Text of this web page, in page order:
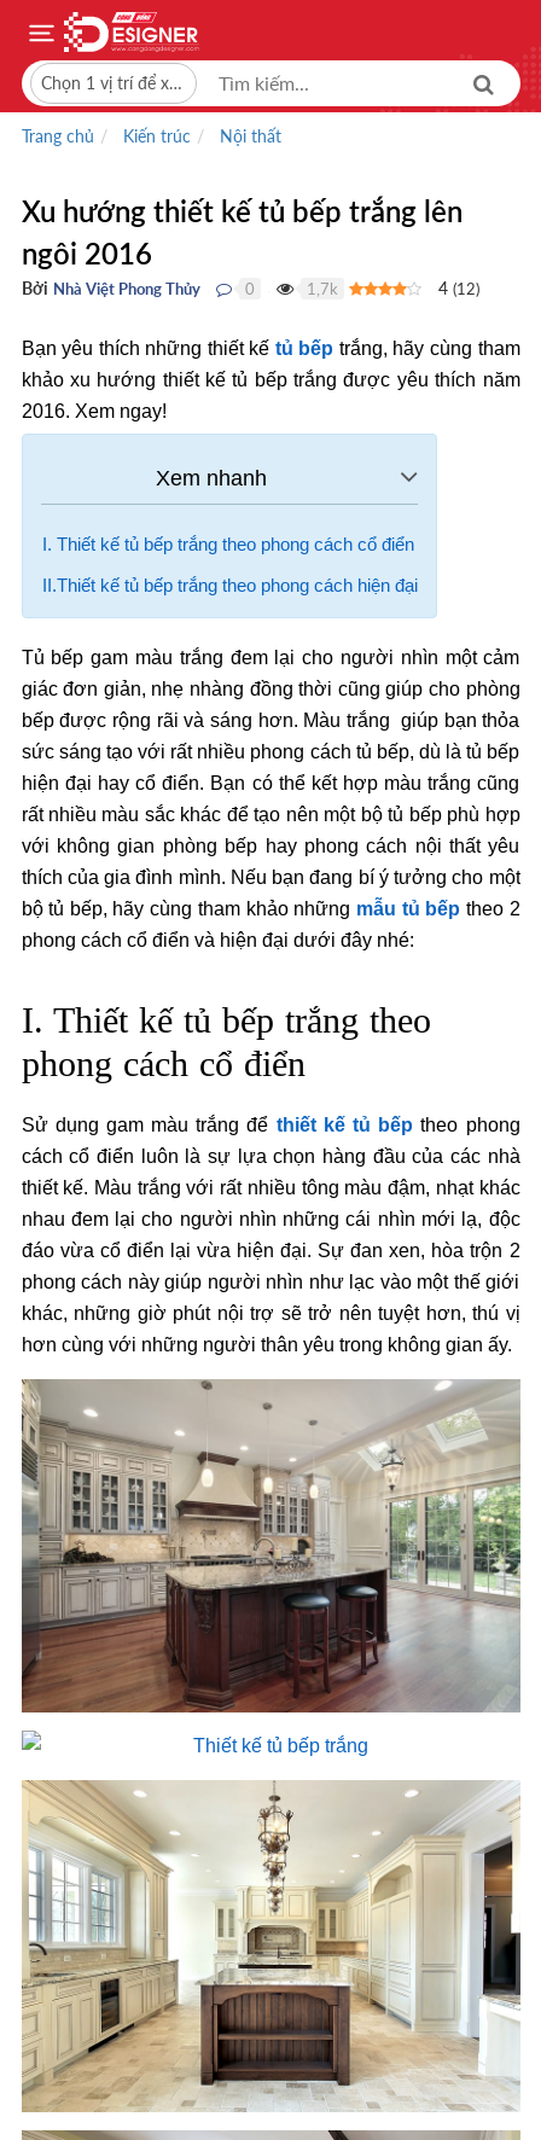
Chọn 1 vị trí để xem giá bán
Trang chủ Kiến trúc Nội thất
Xu hướng thiết kế tủ bếp trắng lên
ngôi 2016
Bởi Nhà Việt Phong Thủy 0 1,7k 4 (12)
Bạn yêu thích những thiết kế tủ bếp trắng, hãy cùng tham
khảo xu hướng thiết kế tủ bếp trắng được yêu thích năm
2016. Xem ngay!
I. Thiết kế tủ bếp trắng theo phong cách cổ điển
II.Thiết kế tủ bếp trắng theo phong cách hiện đại
Tủ bếp gam màu trắng đem lại cho người nhìn một cảm
giác đơn giản, nhẹ nhàng đồng thời cũng giúp cho phòng
bếp được rộng rãi và sáng hơn. Màu trắng giúp bạn thỏa
sức sáng tạo với rất nhiều phong cách tủ bếp, dù là tủ bếp
hiện đại hay cổ điển. Bạn có thể kết hợp màu trắng cũng
rất nhiều màu sắc khác để tạo nên một bộ tủ bếp phù hợp
với không gian phòng bếp hay phong cách nội thất yêu
thích của gia đình mình. Nếu bạn đang bí ý tưởng cho một
bộ tủ bếp, hãy cùng tham khảo những mẫu tủ bếp theo 2
phong cách cổ điển và hiện đại dưới đây nhé:
I. Thiết kế tủ bếp trắng theo
phong cách cổ điển
Sử dụng gam màu trắng để thiết kế tủ bếp theo phong
cách cổ điển luôn là sự lựa chọn hàng đầu của các nhà
thiết kế. Màu trắng với rất nhiều tông màu đậm, nhạt khác
nhau đem lại cho người nhìn những cái nhìn mới lạ, độc
đáo vừa cổ điển lại vừa hiện đại. Sự đan xen, hòa trộn 2
phong cách này giúp người nhìn như lạc vào một thế giới
khác, những giờ phút nội trợ sẽ trở nên tuyệt hơn, thú vị
hơn cùng với những người thân yêu trong không gian ấy.